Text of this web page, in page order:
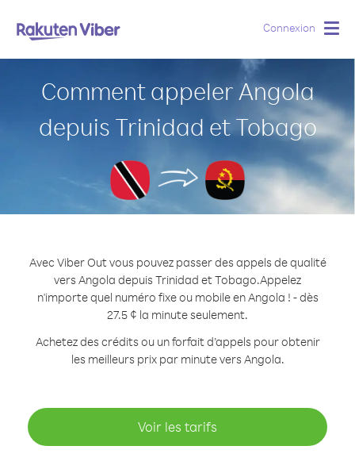
Connexion
Comment appeler Angola
depuis Trinidad et Tobago
Avec Viber Out vous pouvez passer des appels de qualité
vers Angola depuis Trinidad et Tobago.Appelez
n'importe quel numéro fixe ou mobile en Angola ! - dès
27.5 ¢ la minute seulement.
Achetez des crédits ou un forfait d’appels pour obtenir
les meilleurs prix par minute vers Angola.
Voir les tarifs